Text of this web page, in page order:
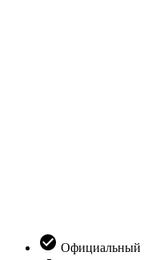
Официальный